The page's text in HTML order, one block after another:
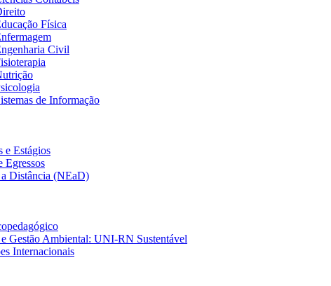
Física
Civil
de Informação
e Estágios
Egressos
Distância (NEaD)
Gestão Ambiental: UNI-RN Sustentável
Internacionais